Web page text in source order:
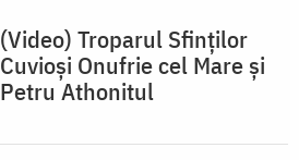
(Video) Troparul Sfinților
Cuvioși Onufrie cel Mare și
Petru Athonitul